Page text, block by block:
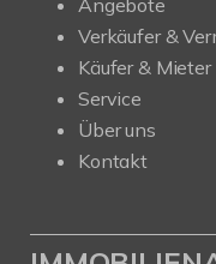
Verkäufer &
Käufer & Mieter
Service
Über uns
Kontakt